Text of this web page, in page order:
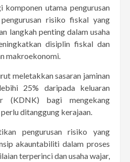
komponen utama pengurusan
risiko fiskal yang
langkah penting dalam usaha
disiplin fiskal dan
makroekonomi.
meletakkan sasaran jaminan
25% daripada keluaran
(KDNK) bagi mengekang
ditanggung kerajaan.
pengurusan risiko yang
akauntabiliti dalam proses
terperinci dan usaha wajar,